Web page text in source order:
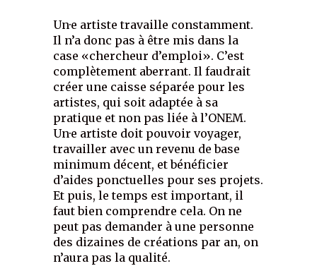
Un·e artiste travaille constamment.
Il n’a donc pas à être mis dans la
case «chercheur d’emploi». C’est
complètement aberrant. Il faudrait
créer une caisse séparée pour les
artistes, qui soit adaptée à sa
pratique et non pas liée à l’ONEM.
Un·e artiste doit pouvoir voyager,
travailler avec un revenu de base
minimum décent, et bénéficier
d’aides ponctuelles pour ses projets.
Et puis, le temps est important, il
faut bien comprendre cela. On ne
peut pas demander à une personne
des dizaines de créations par an, on
n’aura pas la qualité.